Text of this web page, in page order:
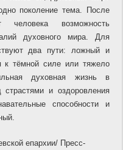
поколение тема. После
возможность
духовного мира. Для
два пути: ложный и
к тёмной силе или тяжело
духовная жизнь в
и оздоровления
способности и
епархии/ Пресс-